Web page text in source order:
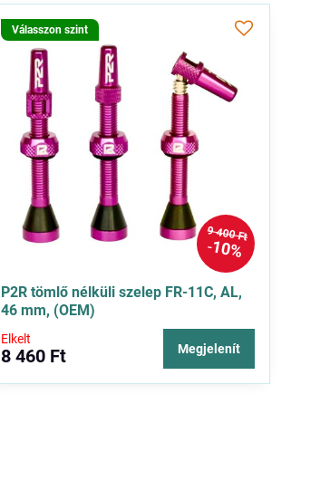
9 400 Ft
10%
Válasszon szint
P2R tömlő nélküli szelep FR-11C, AL,
46 mm, (OEM)
Elkelt
8 460 Ft Megjelenít